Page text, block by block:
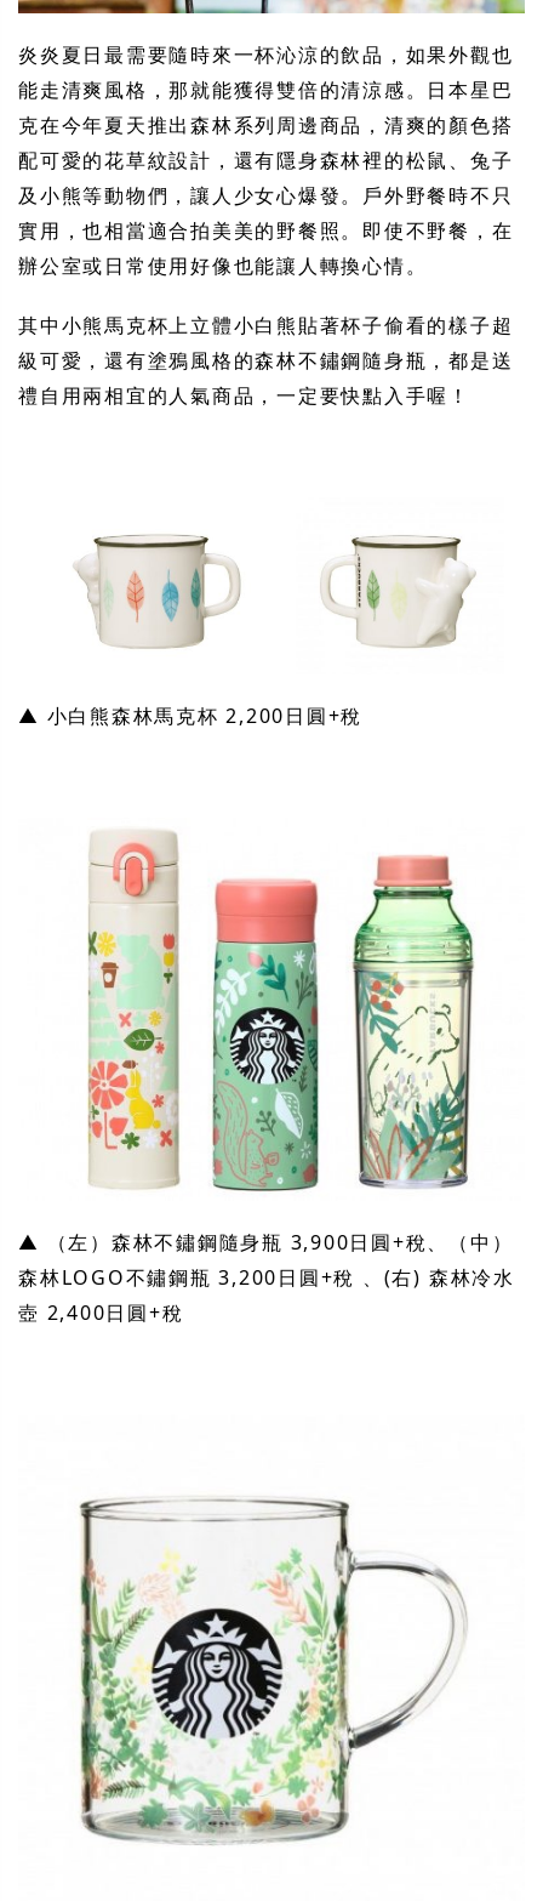
炎炎夏日最需要隨時來一杯沁涼的飲品，如果外觀也
能走清爽風格，那就能獲得雙倍的清涼感。日本星巴
克在今年夏天推出森林系列周邊商品，清爽的顏色搭
配可愛的花草紋設計，還有隱身森林裡的松鼠、兔子
及小熊等動物們，讓人少女心爆發。戶外野餐時不只
實用，也相當適合拍美美的野餐照。即使不野餐，在
辦公室或日常使用好像也能讓人轉換心情。
其中小熊馬克杯上立體小白熊貼著杯子偷看的樣子超
級可愛，還有塗鴉風格的森林不鏽鋼隨身瓶，都是送
禮自用兩相宜的人氣商品，一定要快點入手喔！
▲ 小白熊森林馬克杯 2,200日圓+稅
▲ （左）森林不鏽鋼隨身瓶 3,900日圓+稅、（中）
森林LOGO不鏽鋼瓶 3,200日圓+稅 、(右) 森林冷水
壺 2,400日圓+稅